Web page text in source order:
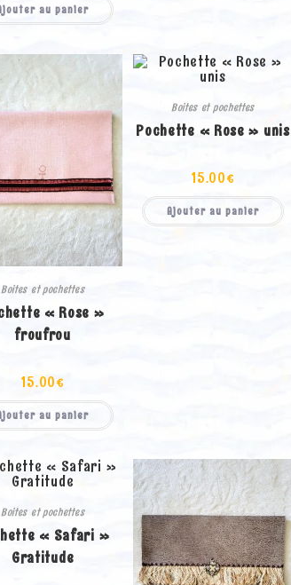
au panier
Boites et pochettes
« Rose »
froufrou
15.00€
au panier
Boites et pochettes
Pochette « Rose » unis
15.00€
Ajouter au panier
Boites et pochettes
« Safari »
Gratitude